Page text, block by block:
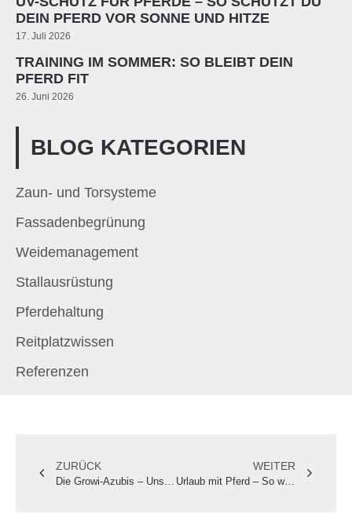
DEIN PFERD VOR SONNE UND HITZE
17. Juli 2026
TRAINING IM SOMMER: SO BLEIBT DEIN
PFERD FIT
26. Juni 2026
BLOG KATEGORIEN
Zaun- und Torsysteme
Fassadenbegrünung
Weidemanagement
Stallausrüstung
Pferdehaltung
Reitplatzwissen
Referenzen
ZURÜCK
Die Growi-Azubis – Unsere Ausbildungsberufe
WEITER
Urlaub mit Pferd – So wird’s ein unvergessliches Erlebnis